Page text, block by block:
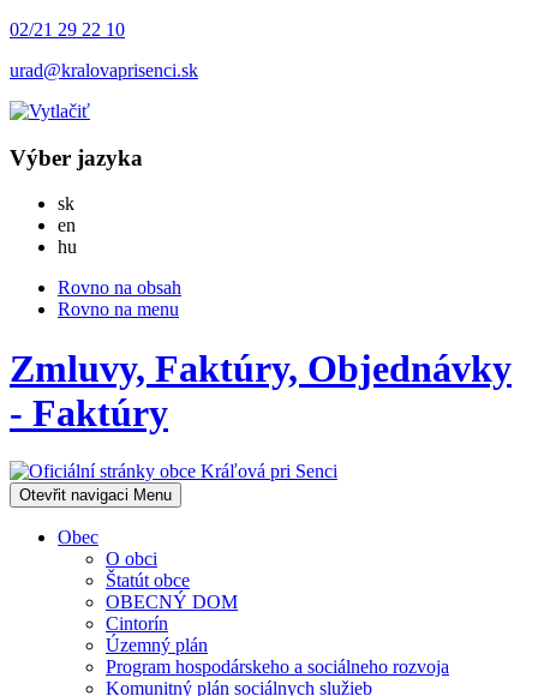
02/21 29 22 10
urad@kralovaprisenci.sk
Výber jazyka
skSlovensky
en
hu
Rovno na obsah
Rovno na menu
Zmluvy, Faktúry, Objednávky
- Faktúry
Otevřit navigaci Menu
Obec
O obci
Štatút obce
OBECNÝ DOM
Cintorín
Územný plán
Program hospodárskeho a sociálneho rozvoja
Komunitný plán sociálnych služieb